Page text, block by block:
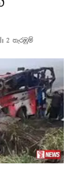
2 නැරඹු​ම්